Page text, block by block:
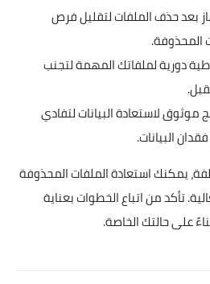
بعد حذف الملفات لتقليل فرص
المحذوفة.
دورية لملفاتك المهمة لتجنب
موثوق لاستعادة البيانات لتفادي
البيانات.
يمكنك استعادة الملفات المحذوفة
وفعالية. تأكد من اتباع الخطوات بعناية
على حالتك الخاصة.